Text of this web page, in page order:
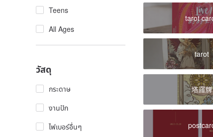
Teens
All Ages
วัสดุ
กระดาษ
งานปัก
ไฟเบอร์อื่นๆ
tarot
tarot
塔羅牌